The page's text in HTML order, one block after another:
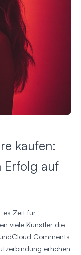
kaufen:
Erfolg auf
es Zeit für
viele Künstler die
Comments
erhöhen